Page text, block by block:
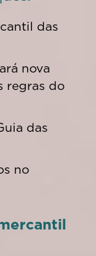
das
nova
regras do
das
no